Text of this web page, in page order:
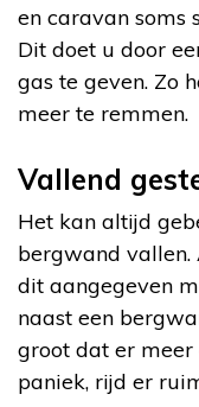
en caravan soms
Dit doet u door
gas te geven. Zo
meer te remmen.
Vallend
Het kan altijd
bergwand
dit aangegeven
naast een
groot dat er
paniek, rijd er